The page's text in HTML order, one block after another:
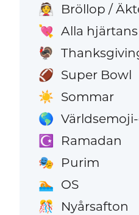
👰 Bröllop /
💘 Alla
🦃
🏈 Super Bowl
☀️ Sommar
🌎
☪️ Ramadan
🎭 Purim
🏊 OS
🎊 Nyårsafton